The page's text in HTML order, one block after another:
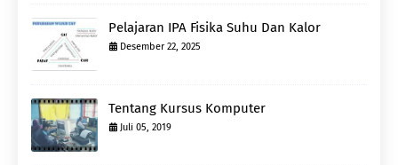
Pelajaran IPA Fisika Suhu Dan Kalor
Desember 22, 2025
Tentang Kursus Komputer
Juli 05, 2019